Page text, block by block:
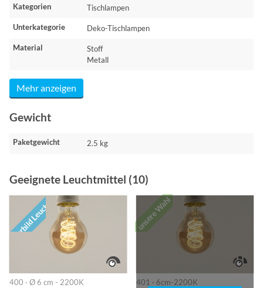
Kategorien Tischlampen
Unterkategorie Deko-Tischlampen
Material
Stoff
Metall
Mehr anzeigen
Gewicht
Paketgewicht 2.5 kg
Geeignete Leuchtmittel (10)
Vorbild Leuchte
400 · Ø 6 cm - 2200K
unsere Wahl
401 · 6cm-2200K